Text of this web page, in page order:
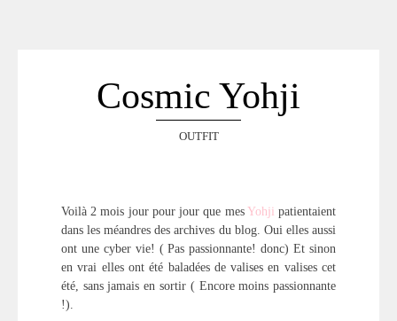
LOOKBOOK
ARCHIVES
Cosmic Yohji
OUTFIT
Voilà 2 mois jour pour jour que mes Yohji patientaient
dans les méandres des archives du blog. Oui elles aussi
ont une cyber vie! ( Pas passionnante! donc) Et sinon
en vrai elles ont été baladées de valises en valises cet
été, sans jamais en sortir ( Encore moins passionnante
!).